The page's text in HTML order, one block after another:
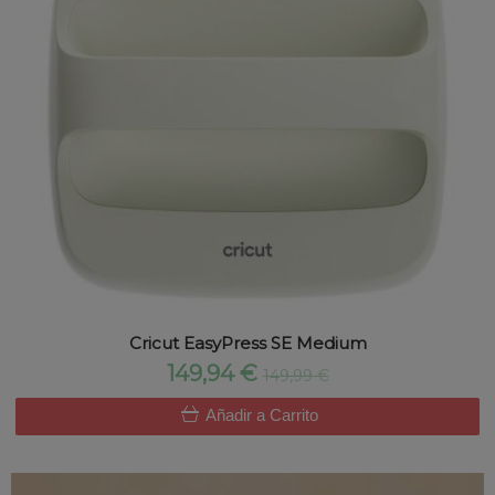
Cricut EasyPress SE Medium
149,94 € 149,99 €
Añadir a Carrito